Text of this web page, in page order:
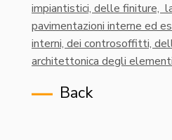
impiantistici, delle finiture,
pavimentazioni interne ed
interni, dei controsoffitti,
architettonica degli
Back